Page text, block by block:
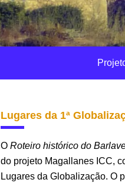
Lugares da 1ª
O Roteiro histórico do
do projeto Magallanes ICC,
Lugares da Globalização. O